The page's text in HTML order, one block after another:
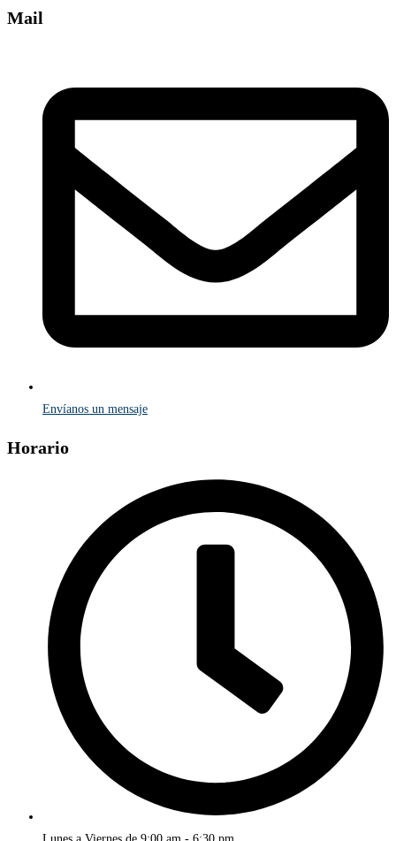
Mail
Envíanos un mensaje
Horario